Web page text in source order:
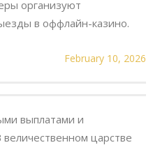
организуют
в оффлайн-казино.
February 10, 2026
выплатами и
царстве